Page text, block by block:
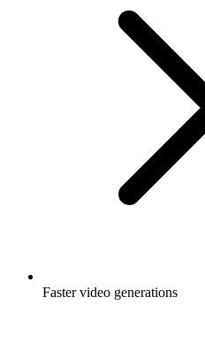
Faster video generations